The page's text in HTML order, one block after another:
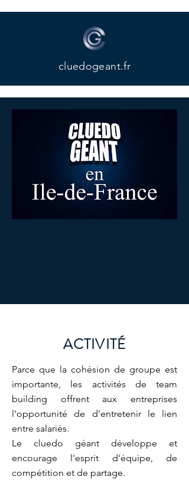
cluedogeant.fr
ACTIVITÉ
Parce que la cohésion de groupe est
importante, les activités de team
building offrent aux entreprises
l'opportunité de d'entretenir le lien
entre salariés.
Le cluedo géant développe et
encourage l'esprit d'équipe, de
compétition et de partage.